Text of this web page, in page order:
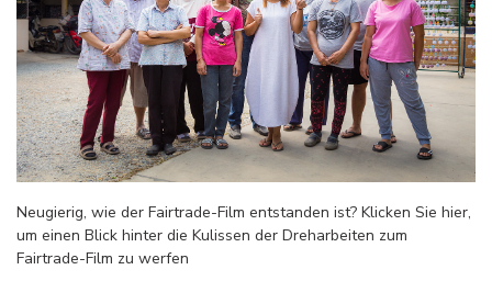
Neugierig, wie der Fairtrade-Film entstanden ist? Klicken Sie hier,
um einen Blick hinter die Kulissen der Dreharbeiten zum
Fairtrade-Film zu werfen